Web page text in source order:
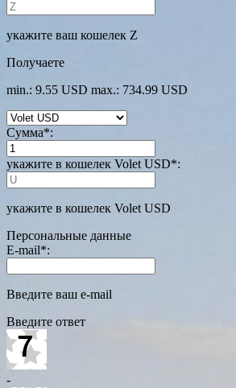
укажите ваш кошелек Z
Получаете
min.: 9.55 USD max.: 734.99 USD
Сумма*:
укажите в кошелек Volet USD*:
укажите в кошелек Volet USD
Персональные данные
E-mail*:
Введите ваш e-mail
Введите ответ
-